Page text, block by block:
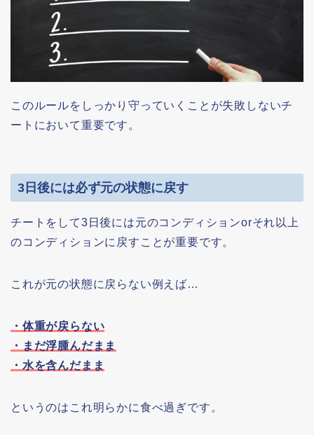
このルールをしっかり守っていくことが失敗しないチ
ートにおいて重要です。
3日後には必ず元の状態に戻す
チートをして3日後には元のコンディションorそれ以上
のコンディションに戻すことが重要です。
これが元の状態に戻らない例えば…
・体重が戻らない
・まだ浮腫んだまま
・水を含んだまま
というのはこれ明らかに食べ過ぎです。